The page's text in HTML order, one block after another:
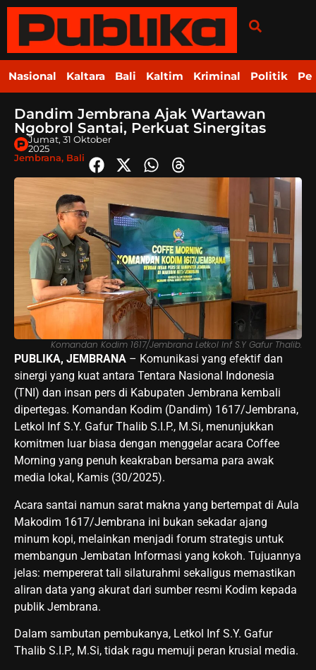
Nasional Kaltara Bali Kaltim Kriminal Politik
Dandim Jembrana Ajak Wartawan
Ngobrol Santai, Perkuat Sinergitas
Jumat, 31 Oktober
2025
Jembrana, Bali
Komandan Kodim 1617/Jembrana Letkol Inf S.Y Gafur Thalib.
PUBLIKA, JEMBRANA – Komunikasi yang efektif dan
sinergi yang kuat antara Tentara Nasional Indonesia
(TNI) dan insan pers di Kabupaten Jembrana kembali
dipertegas. Komandan Kodim (Dandim) 1617/Jembrana,
Letkol Inf S.Y. Gafur Thalib S.I.P., M.Si, menunjukkan
komitmen luar biasa dengan menggelar acara Coffee
Morning yang penuh keakraban bersama para awak
media lokal, Kamis (30/2025).
Acara santai namun sarat makna yang bertempat di Aula
Makodim 1617/Jembrana ini bukan sekadar ajang
minum kopi, melainkan menjadi forum strategis untuk
membangun Jembatan Informasi yang kokoh. Tujuannya
jelas: mempererat tali silaturahmi sekaligus memastikan
aliran data yang akurat dari sumber resmi Kodim kepada
publik Jembrana.
Dalam sambutan pembukanya, Letkol Inf S.Y. Gafur
Thalib S.I.P., M.Si, tidak ragu memuji peran krusial media.